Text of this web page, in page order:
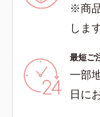
※商
しま
最短ご
一部
日に